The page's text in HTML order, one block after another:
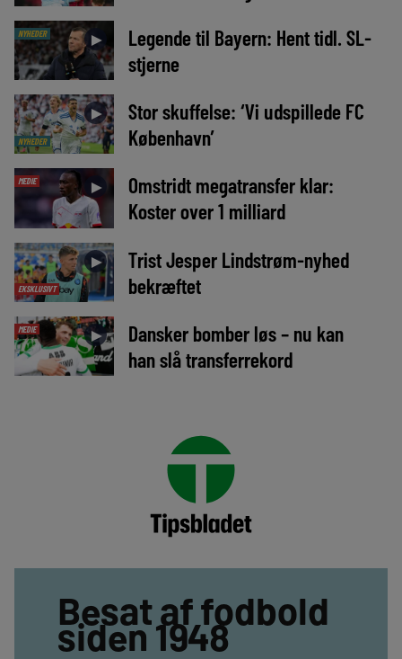
NYHEDER ►
Legende til Bayern: Hent tidl. SL-
stjerne
NYHEDER
►
Stor skuffelse: ‘Vi udspillede FC
København’
MEDIE ►
Omstridt megatransfer klar:
Koster over 1 milliard
EKSKLUSIVT
►
Trist Jesper Lindstrøm-nyhed
bekræftet
MEDIE ►
Dansker bomber løs – nu kan
han slå transferrekord
Besat af fodbold
siden 1948